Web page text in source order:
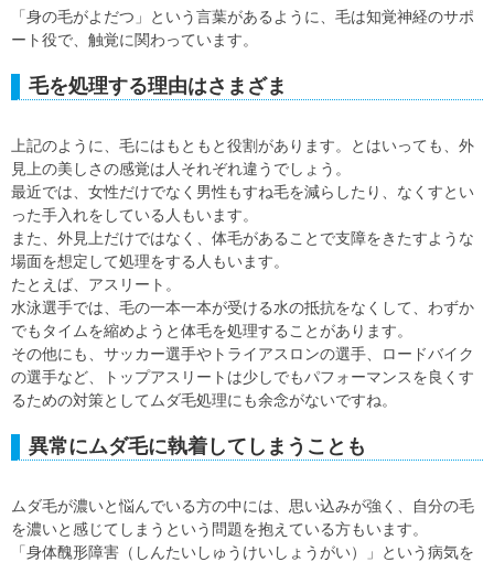
「身の毛がよだつ」という言葉があるように、毛は知覚神経のサポ
ート役で、触覚に関わっています。
毛を処理する理由はさまざま
上記のように、毛にはもともと役割があります。とはいっても、外
見上の美しさの感覚は人それぞれ違うでしょう。
最近では、女性だけでなく男性もすね毛を減らしたり、なくすとい
った手入れをしている人もいます。
また、外見上だけではなく、体毛があることで支障をきたすような
場面を想定して処理をする人もいます。
たとえば、アスリート。
水泳選手では、毛の一本一本が受ける水の抵抗をなくして、わずか
でもタイムを縮めようと体毛を処理することがあります。
その他にも、サッカー選手やトライアスロンの選手、ロードバイク
の選手など、トップアスリートは少しでもパフォーマンスを良くす
るための対策としてムダ毛処理にも余念がないですね。
異常にムダ毛に執着してしまうことも
ムダ毛が濃いと悩んでいる方の中には、思い込みが強く、自分の毛
を濃いと感じてしまうという問題を抱えている方もいます。
「身体醜形障害（しんたいしゅうけいしょうがい）」という病気を